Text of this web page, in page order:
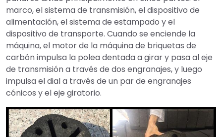
marco, el sistema de transmisión, el dispositivo de
alimentación, el sistema de estampado y el
dispositivo de transporte. Cuando se enciende la
máquina, el motor de la máquina de briquetas de
carbón impulsa la polea dentada a girar y pasa al eje
de transmisión a través de dos engranajes, y luego
impulsa el dial a través de un par de engranajes
cónicos y el eje giratorio.